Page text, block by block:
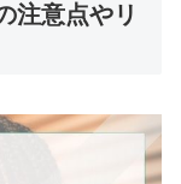
注意点やリ